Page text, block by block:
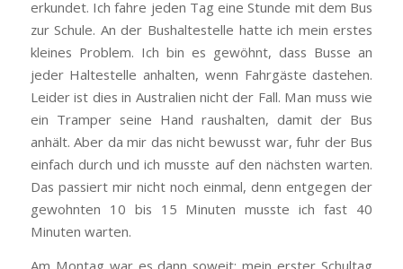
erkundet. Ich fahre jeden Tag eine Stunde mit dem Bus
zur Schule. An der Bushaltestelle hatte ich mein erstes
kleines Problem. Ich bin es gewöhnt, dass Busse an
jeder Haltestelle anhalten, wenn Fahrgäste dastehen.
Leider ist dies in Australien nicht der Fall. Man muss wie
ein Tramper seine Hand raushalten, damit der Bus
anhält. Aber da mir das nicht bewusst war, fuhr der Bus
einfach durch und ich musste auf den nächsten warten.
Das passiert mir nicht noch einmal, denn entgegen der
gewohnten 10 bis 15 Minuten musste ich fast 40
Minuten warten.
Am Montag war es dann soweit: mein erster Schultag